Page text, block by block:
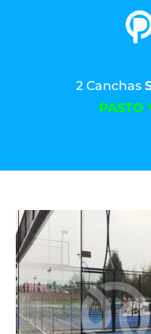
2 Canchas
PASTO